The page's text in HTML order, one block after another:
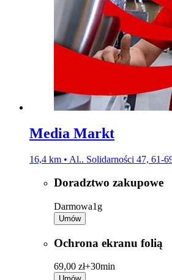
Media Markt
16,4 km • Al.. Solidarności 47, 61-
Doradztwo zakupowe
Darmowa1g
Umów
Ochrona ekranu folią
69,00 zł+30min